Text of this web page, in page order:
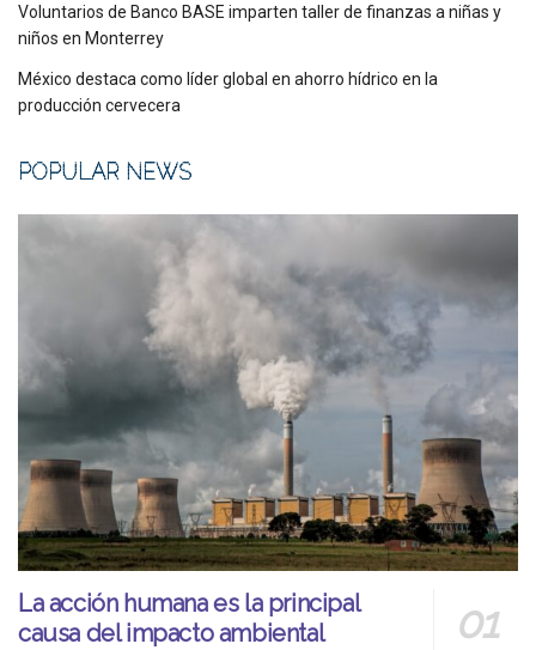
Voluntarios de Banco BASE imparten taller de finanzas a niñas y
niños en Monterrey
México destaca como líder global en ahorro hídrico en la
producción cervecera
POPULAR NEWS
La acción humana es la principal
causa del impacto ambiental